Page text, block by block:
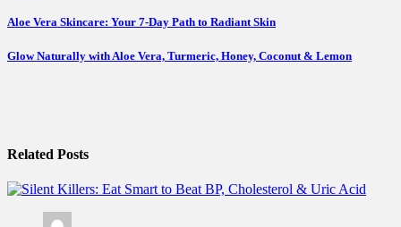
Post
navigation
Aloe Vera Skincare: Your 7-Day Path to Radiant Skin
Glow Naturally with Aloe Vera, Turmeric, Honey, Coconut & Lemon
Related Posts